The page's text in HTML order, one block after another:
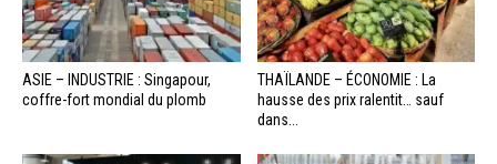
ASIE – INDUSTRIE : Singapour,
coffre-fort mondial du plomb
THAÏLANDE – ÉCONOMIE : La
hausse des prix ralentit… sauf
dans...